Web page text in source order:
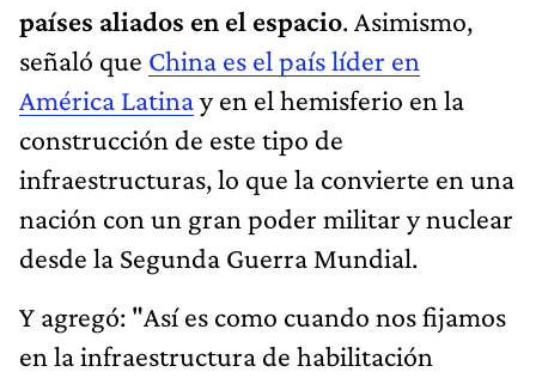
países aliados en el espacio. Asimismo,
señaló que China es el país líder en
América Latinay en el hemisferio en la
construcción de este tipo de
infraestructuras, lo que la convierte en una
nación con un gran poder militar y nuclear
desde la Segunda Guerra Mundial.
Y agregó: "Así es como cuando nos fijamos
en la infraestructura de habilitación